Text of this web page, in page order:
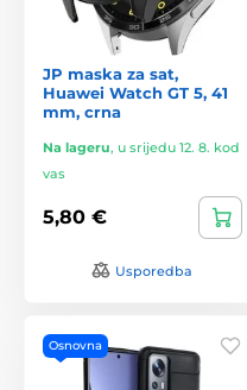
JP maska za sat,
Huawei Watch GT 5, 41
mm, crna
Na lageru, u srijedu 12. 8. kod
vas
5,80 €
Usporedba
Osnovna